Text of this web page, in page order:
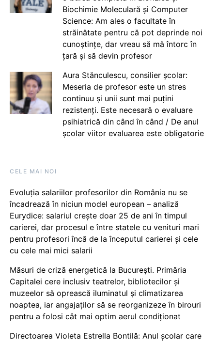
Biochimie Moleculară și Computer
Science: Am ales o facultate în
străinătate pentru că pot deprinde noi
cunoștințe, dar vreau să mă întorc în
țară și să devin profesor
Aura Stănculescu, consilier școlar:
Meseria de profesor este un stres
continuu și unii sunt mai puțini
rezistenți. Este necesară o evaluare
psihiatrică din când în când / De anul
școlar viitor evaluarea este obligatorie
CELE MAI NOI
Evoluția salariilor profesorilor din România nu se
încadrează în niciun model european – analiză
Eurydice: salariul crește doar 25 de ani în timpul
carierei, dar procesul e între statele cu venituri mari
pentru profesori încă de la începutul carierei și cele
cu cele mai mici salarii
Măsuri de criză energetică la București. Primăria
Capitalei cere inclusiv teatrelor, bibliotecilor și
muzeelor să oprească iluminatul și climatizarea
noaptea, iar angajaților să se reorganizeze în birouri
pentru a folosi cât mai optim aerul condiționat
Directoarea Violeta Estrella Bontilă: Anul școlar care